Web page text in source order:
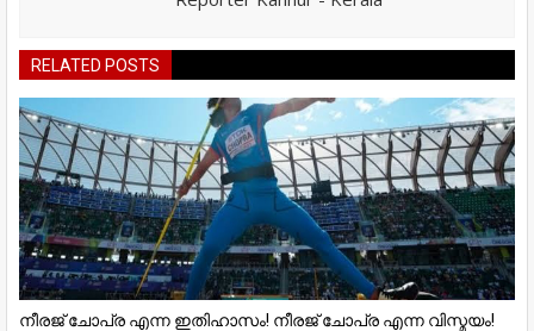
RELATED POSTS
നീരജ് ചോപ്ര എന്ന ഇതിഹാസം! നീരജ് ചോപ്ര എന്ന വിസ്മയം!